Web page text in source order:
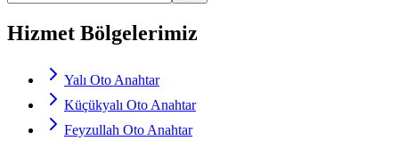
Hizmet Bölgelerimiz
Yalı Oto Anahtar
Küçükyalı Oto Anahtar
Feyzullah Oto Anahtar